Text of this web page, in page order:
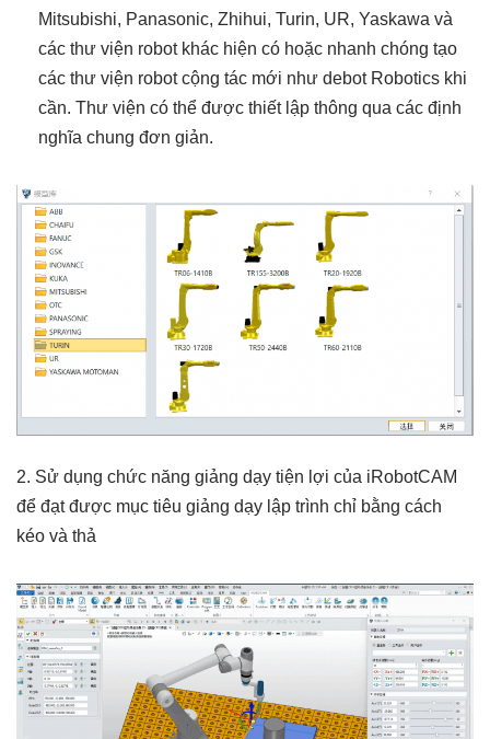
Mitsubishi, Panasonic, Zhihui, Turin, UR, Yaskawa và
các thư viện robot khác hiện có hoặc nhanh chóng tạo
các thư viện robot cộng tác mới như debot Robotics khi
cần. Thư viện có thể được thiết lập thông qua các định
nghĩa chung đơn giản.
2. Sử dụng chức năng giảng dạy tiện lợi của iRobotCAM
để đạt được mục tiêu giảng dạy lập trình chỉ bằng cách
kéo và thả